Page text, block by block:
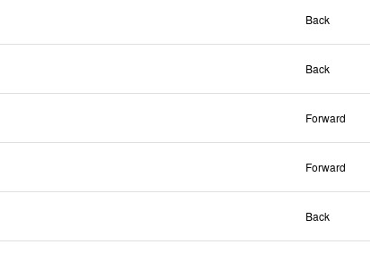
Back
Back
Forward
Forward
Back